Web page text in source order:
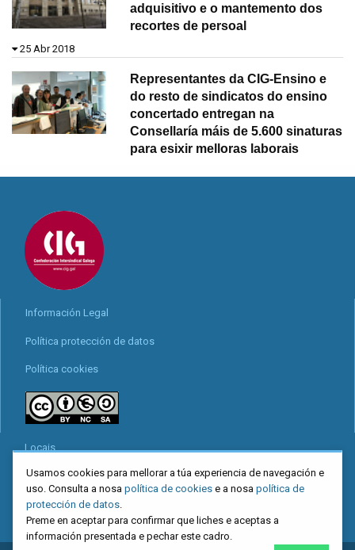
adquisitivo e o mantemento dos
recortes de persoal
25 Abr 2018
Representantes da CIG-Ensino e
do resto de sindicatos do ensino
concertado entregan na
Consellaría máis de 5.600 sinaturas
para esixir melloras laborais
Información Legal
Política protección de datos
Política cookies
Locais
Mapa web
Redes sociais
Usamos cookies para mellorar a túa experiencia de navegación e
uso. Consulta a nosa política de cookies e a nosa política de
protección de datos
Preme en aceptar para confirmar que liches e aceptas a
información presentada e pechar este cadro.